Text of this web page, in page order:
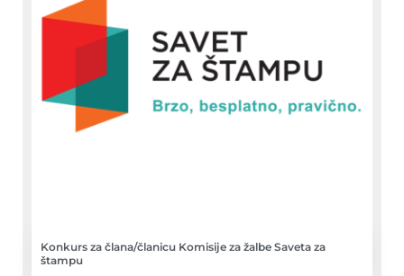
Konkurs za člana/članicu Komisije za žalbe Saveta za
štampu